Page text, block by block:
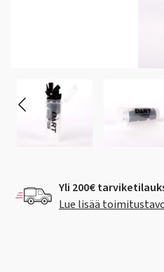
Yli 200€
Lue lisää